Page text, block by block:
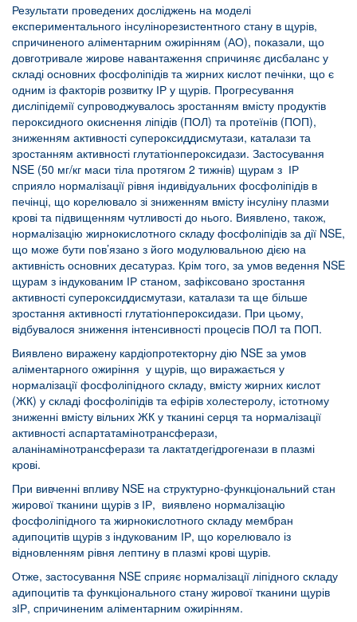
Результати проведених досліджень на моделі
експериментального інсулінорезистентного стану в щурів,
спричиненого аліментарним ожирінням (АО), показали, що
довготривале жирове навантаження спричиняє дисбаланс у
складі основних фосфоліпідів та жирних кислот печінки, що є
одним із факторів розвитку ІР у щурів. Прогресування
дисліпідемії супроводжувалось зростанням вмісту продуктів
пероксидного окиснення ліпідів (ПОЛ) та протеїнів (ПОП),
зниженням активності супероксиддисмутази, каталази та
зростанням активності глутатіонпероксидази. Застосування
NSE (50 мг/кг маси тіла протягом 2 тижнів) щурам з ІР
сприяло нормалізації рівня індивідуальних фосфоліпідів в
печінці, що корелювало зі зниженням вмісту інсуліну плазми
крові та підвищенням чутливості до нього. Виявлено, також,
нормалізацію жирнокислотного складу фосфоліпідів за дії NSE,
що може бути пов’язано з його модулювальною дією на
активність основних десатураз. Крім того, за умов ведення NSE
щурам з індукованим ІР станом, зафіксовано зростання
активності супероксиддисмутази, каталази та ще більше
зростання активності глутатіонпероксидази. При цьому,
відбувалося зниження інтенсивності процесів ПОЛ та ПОП.
Виявлено виражену кардіопротекторну дію NSE за умов
аліментарного ожиріння у щурів, що виражається у
нормалізації фосфоліпідного складу, вмісту жирних кислот
(ЖК) у складі фосфоліпідів та ефірів холестеролу, істотному
зниженні вмісту вільних ЖК у тканині серця та нормалізації
активності аспартатамінотрансферази,
аланінамінотрансферази та лактатдегідрогенази в плазмі
крові.
При вивченні впливу NSE на структурно-функціональний стан
жирової тканини щурів з ІР, виявлено нормалізацію
фосфоліпідного та жирнокислотного складу мембран
адипоцитів щурів з індукованим ІР, що корелювало із
відновленням рівня лептину в плазмі крові щурів.
Отже, застосування NSE сприяє нормалізації ліпідного складу
адипоцитів та функціонального стану жирової тканини щурів
зІР, спричиненим аліментарним ожирінням.